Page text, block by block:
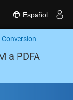
Español
Conversion
a PDFA